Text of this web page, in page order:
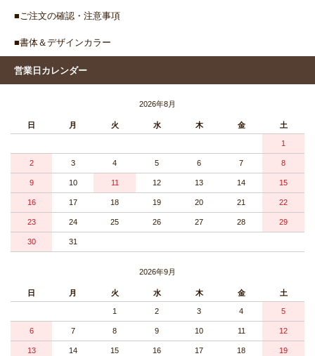
■ご注文の確認・注意事項
■書体＆デザインカラー
営業日カレンダー
2026年8月
日 月 火 水 木 金 土
1
2 3 4 5 6 7 8
9 10 11 12 13 14 15
16 17 18 19 20 21 22
23 24 25 26 27 28 29
30 31
2026年9月
日 月 火 水 木 金 土
1 2 3 4 5
6 7 8 9 10 11 12
13 14 15 16 17 18 19